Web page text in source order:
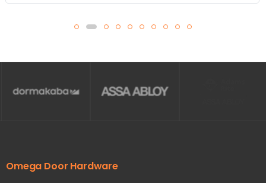
Omega Door Hardware